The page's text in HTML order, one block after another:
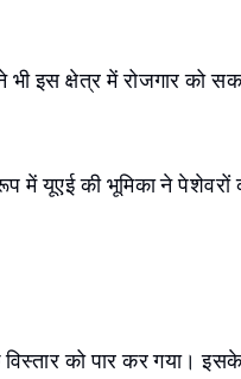
इस क्षेत्र में रोजगार को
में यूएई की भूमिका ने पेशेवरों
विस्तार को पार कर गया।